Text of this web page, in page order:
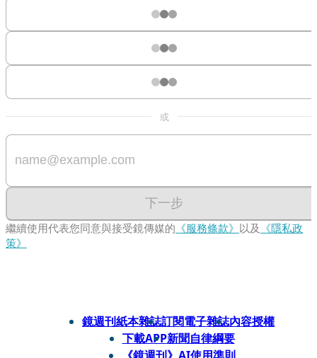
或
下一步
繼續使用代表您同意與接受鏡傳媒的 《服務條款》 以及 《隱私政
策》
鏡週刊紙本雜誌訂閱電子雜誌內容授權
下載APP新聞自律綱要